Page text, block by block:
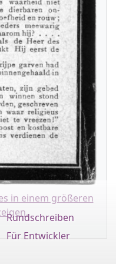
in einem größeren
Rundschreiben
Für Entwickler